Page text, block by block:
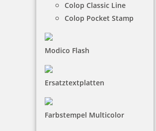
Colop Classic Line
Colop Pocket Stamp
Modico Flash
Ersatztextplatten
Farbstempel Multicolor
6 Artikel in der Kategorie
Colop Greenline 2600 Textstempel